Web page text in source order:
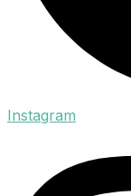
Instagram